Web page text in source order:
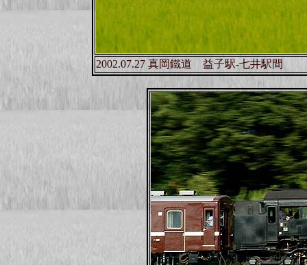
2002.07.27 真岡鐵道 益子駅-七井駅間